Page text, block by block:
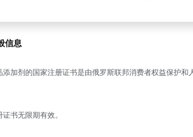
信息
添加剂的国家注册证书是由俄罗斯联邦消费者权益保护
证书无限期有效。